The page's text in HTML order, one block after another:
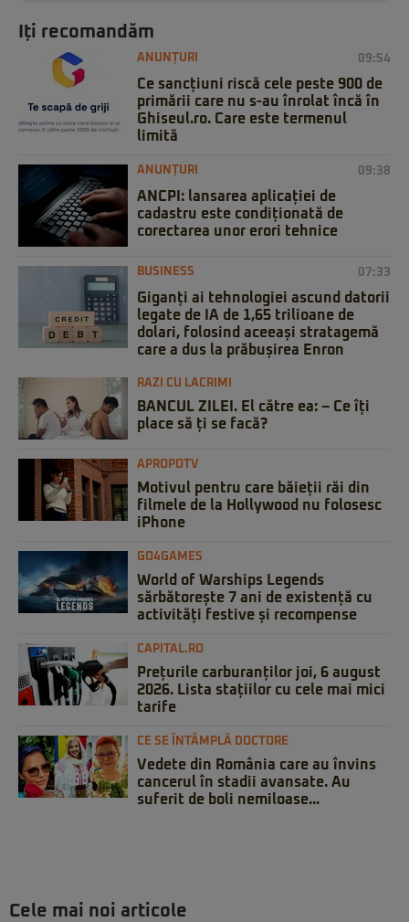
Iți recomandăm
ANUNȚURI 09:54
Ce sancțiuni riscă cele peste 900 de
primării care nu s-au înrolat încă în
Ghiseul.ro. Care este termenul
limită
ANUNȚURI 09:38
ANCPI: lansarea aplicației de
cadastru este condiționată de
corectarea unor erori tehnice
BUSINESS 07:33
Giganți ai tehnologiei ascund datorii
legate de IA de 1,65 trilioane de
dolari, folosind aceeași stratagemă
care a dus la prăbușirea Enron
RAZI CU LACRIMI
BANCUL ZILEI. El către ea: – Ce îți
place să ți se facă?
APROPOTV
Motivul pentru care băieții răi din
filmele de la Hollywood nu folosesc
iPhone
GO4GAMES
World of Warships Legends
sărbătorește 7 ani de existență cu
activități festive și recompense
CAPITAL.RO
Prețurile carburanților joi, 6 august
2026. Lista stațiilor cu cele mai mici
tarife
CE SE ÎNTÂMPLĂ DOCTORE
Vedete din România care au învins
cancerul în stadii avansate. Au
suferit de boli nemiloase...
Cele mai noi articole